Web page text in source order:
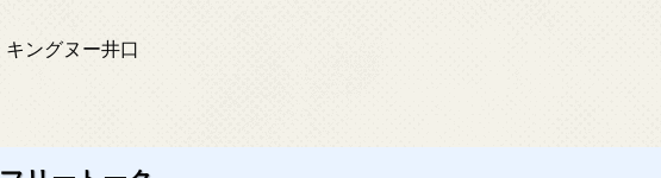
キングヌー井口